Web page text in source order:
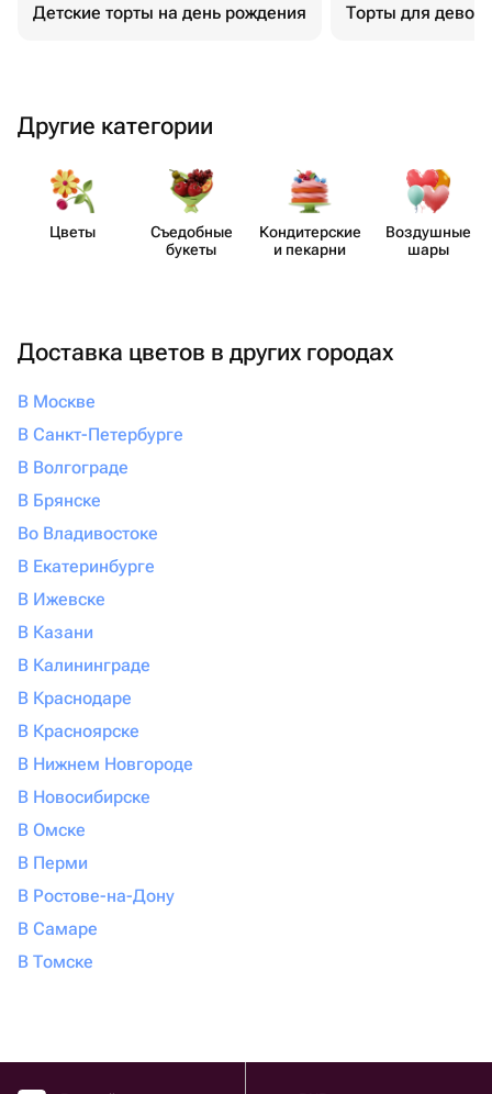
Детские торты на день рождения Торты для
Другие категории
Цветы
Съедобные
букеты
Кондит​ерские
и пекарни
Воздушные
шары
Доставка цветов в других городах
В Москве
В Санкт-Петербурге
В Волгограде
В Брянске
Во Владивостоке
В Екатеринбурге
В Ижевске
В Казани
В Калининграде
В Краснодаре
В Красноярске
В Нижнем Новгороде
В Новосибирске
В Омске
В Перми
В Ростове-на-Дону
В Самаре
В Томске